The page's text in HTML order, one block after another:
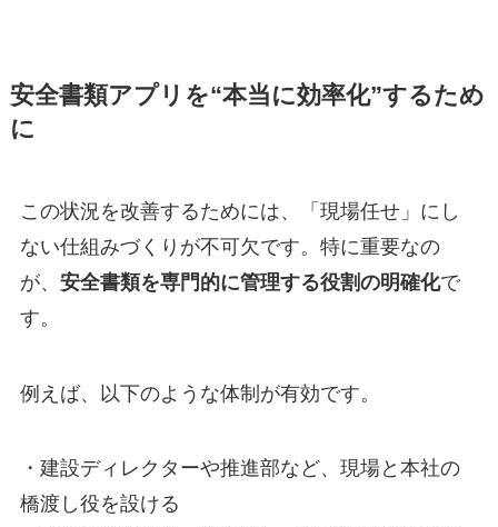
安全書類アプリを“本当に効率化”するため
に
この状況を改善するためには、「現場任せ」にし
ない仕組みづくりが不可欠です。特に重要なの
が、 安全書類を専門的に管理する役割の明確化で
す。
例えば、以下のような体制が有効です。
・建設ディレクターや推進部など、現場と本社の
橋渡し役を設ける